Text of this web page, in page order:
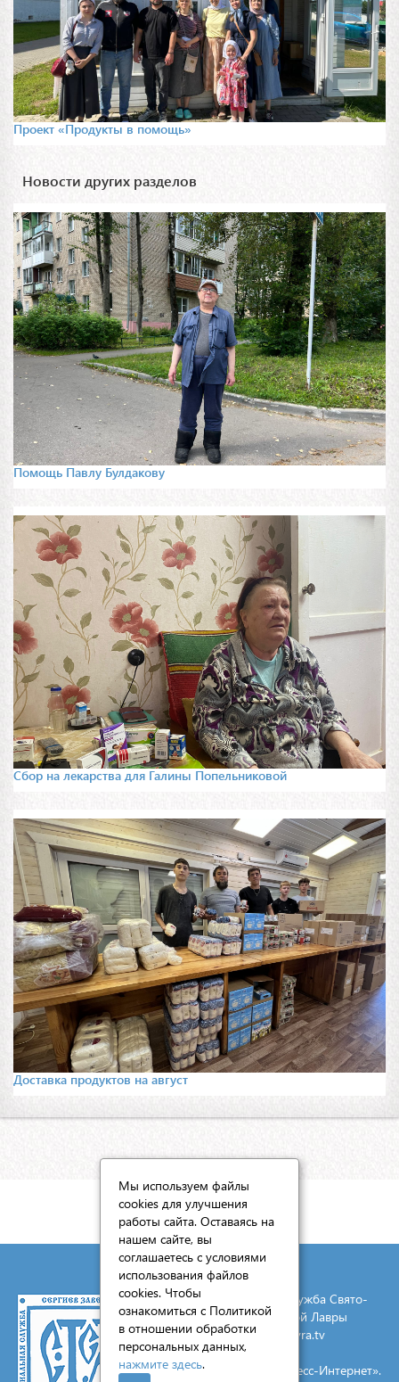
Проект «Продукты в помощь»
Новости других разделов
Помощь Павлу Булдакову
Сбор на лекарства для Галины Попельниковой
Доставка продуктов на август
КАРТА САЙТА
© 2026 Социальная служба Свято-
Троицкой Сергиевой Лавры
E-mail:mail@lavra.tv
Создание сайта - «Экспресс-Интернет».
Мы используем файлы
cookies для улучшения
работы сайта. Оставаясь на
нашем сайте, вы
соглашаетесь с условиями
использования файлов
cookies. Чтобы
ознакомиться с Политикой
в отношении обработки
персональных данных,
нажмите здесь.